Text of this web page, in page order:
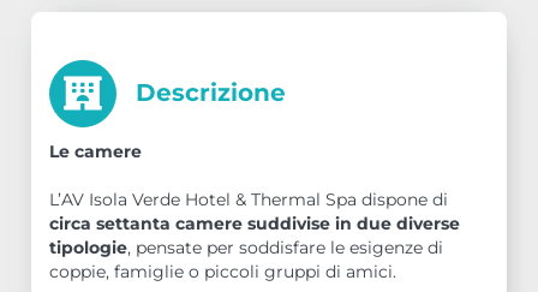
Descrizione
Le camere
L’AV Isola Verde Hotel & Thermal Spa dispone di
circa settanta camere suddivise in due diverse
tipologie, pensate per soddisfare le esigenze di
coppie, famiglie o piccoli gruppi di amici.